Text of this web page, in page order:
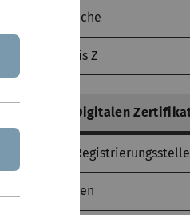
Literatursuche
kiz von A bis Z
mehr zu: Digitalen
Kontakt / Registrierungsstelle
Gut zu wissen